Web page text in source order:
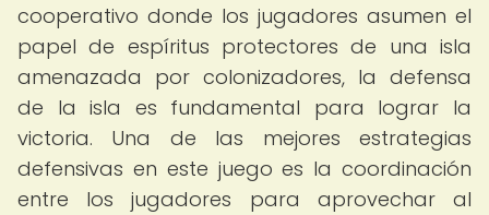
cooperativo donde los jugadores asumen el
papel de espíritus protectores de una isla
amenazada por colonizadores, la defensa
de la isla es fundamental para lograr la
victoria. Una de las mejores estrategias
defensivas en este juego es la coordinación
entre los jugadores para aprovechar al